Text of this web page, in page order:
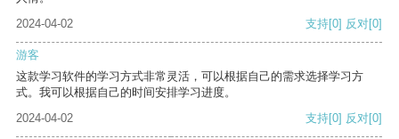
2024-04-02
支持[0] 反对[0]
游客
这款学习软件的学习方式非常灵活，可以根据自己的需求选择学习方
式。我可以根据自己的时间安排学习进度。
2024-04-02
支持[0] 反对[0]